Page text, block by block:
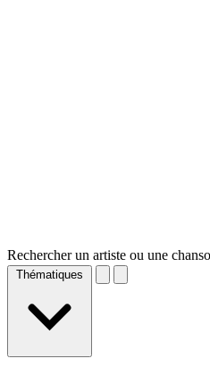
Rechercher un artiste ou une
Thématiques